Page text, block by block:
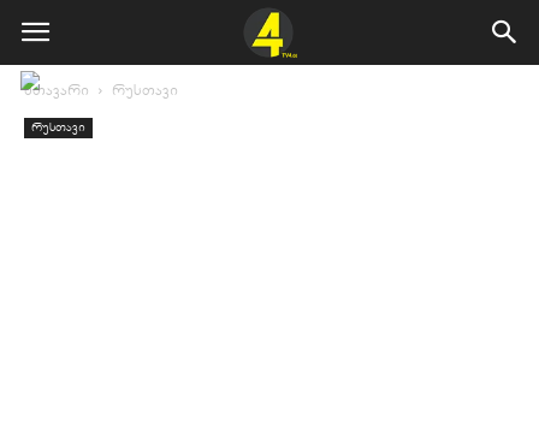
მთავარი რუსთავი
რუსთავი